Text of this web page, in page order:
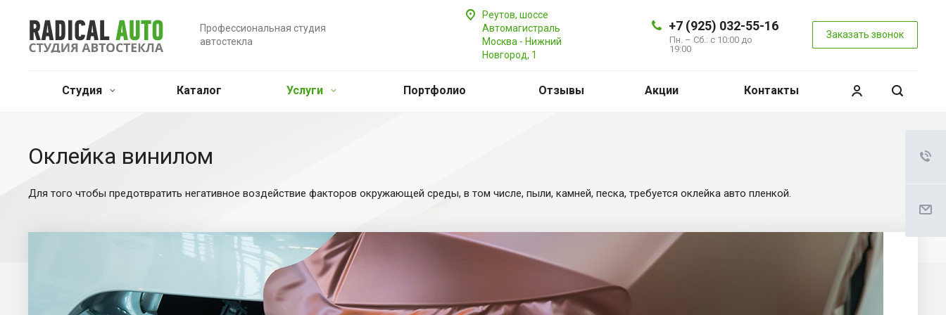
Профессиональная студия
автостекла
+7 (925) 032-55-16
Пн. – Сб.: с 10:00 до
19:00
Заказать звонок
Реутов, шоссе
Автомагистраль
Москва - Нижний
Новгород, 1
Студия Каталог Услуги Портфолио Отзывы Акции Контакты
Оклейка винилом
Для того чтобы предотвратить негативное воздействие факторов окружающей среды, в том числе, пыли, камней, песка, требуется оклейка авто пленкой.